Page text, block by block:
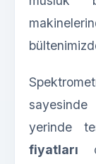
yerinde
fiyatları